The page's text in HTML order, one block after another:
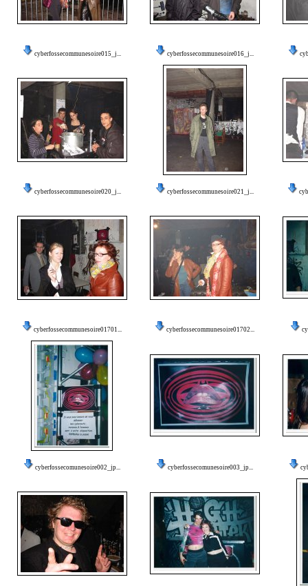
cyberfossecommunesoire015_j... cyberfossecommunesoire016_j...
cyberfossecommunesoire020_j... cyberfossecommunesoire021_j...
cyberfossecommunesoire01701... cyberfossecommunesoire01702...
cyberfossecomunesoire002_jp... cyberfossecomunesoire003_jp...